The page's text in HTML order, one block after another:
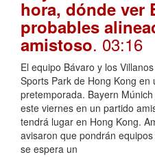
hora, dónde ver
probables
amistoso. 03:16
El equipo Bávaro y los
Sports Park de Hong Kong
pretemporada. Bayern
este viernes en un partido
tendrá lugar en Hong Kong.
avisaron que pondrán
se espera un